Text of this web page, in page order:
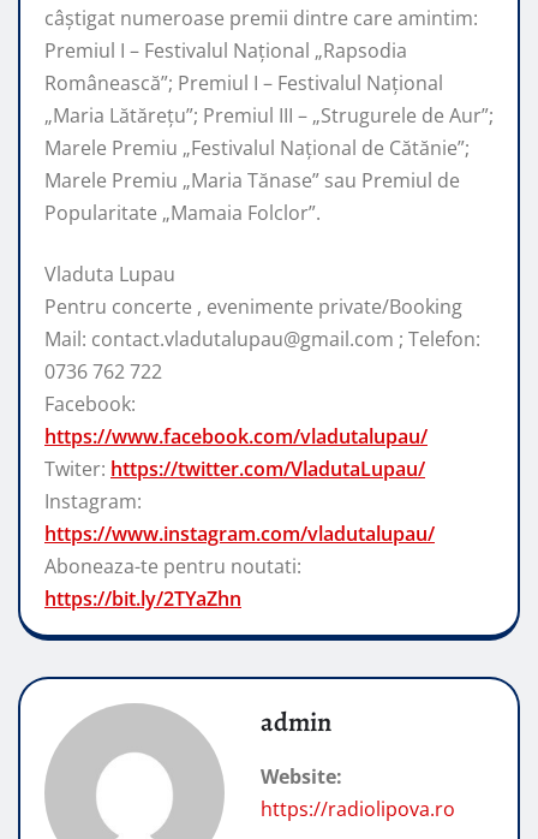
câştigat numeroase premii dintre care amintim:
Premiul I – Festivalul Național „Rapsodia
Românească”; Premiul I – Festivalul Național
„Maria Lătărețu”; Premiul III – „Strugurele de Aur”;
Marele Premiu „Festivalul Național de Cătănie”;
Marele Premiu „Maria Tănase” sau Premiul de
Popularitate „Mamaia Folclor”.
Vladuta Lupau
Pentru concerte , evenimente private/Booking
Mail: contact.vladutalupau@gmail.com ; Telefon:
0736 762 722
Facebook:
https://www.facebook.com/vladutalupau/
Twiter: https://twitter.com/VladutaLupau/
Instagram:
https://www.instagram.com/vladutalupau/
Aboneaza-te pentru noutati:
https://bit.ly/2TYaZhn
admin
Website:
https://radiolipova.ro